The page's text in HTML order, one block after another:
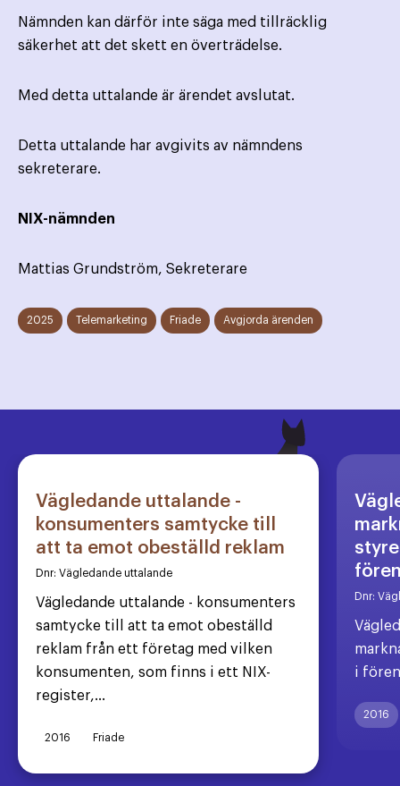
Nämnden kan därför inte säga med tillräcklig
säkerhet att det skett en överträdelse.
Med detta uttalande är ärendet avslutat.
Detta uttalande har avgivits av nämndens
sekreterare.
NIX-nämnden
Mattias Grundström, Sekreterare
2025 Telemarketing Friade Avgjorda ärenden
Vägledande uttalande -
konsumenters samtycke till
att ta emot obeställd reklam
Dnr: Vägledande uttalande
Vägledande uttalande - konsumenters
samtycke till att ta emot obeställd
reklam från ett företag med vilken
konsumenten, som finns i ett NIX-
register,...
2016 Friade
Dnr:
i
2016